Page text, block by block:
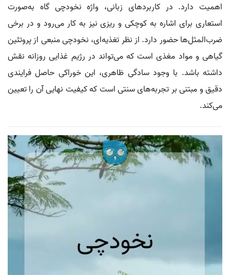
اهمیت دارد. در کاربردهای زبانی، واژه نخودچی گاه به‌صورت
استعاری برای اشاره به کوچکی و ریزی نیز به کار می‌رود و در برخی
ضرب‌المثل‌ها حضور دارد. از نظر تغذیه‌ای، نخودچی منبعی از پروتئین
گیاهی و مواد مغذی است که می‌تواند در رژیم غذایی روزانه نقش
داشته باشد. با وجود سادگی ظاهری، این خوراکی حاصل فرایندی
دقیق و مبتنی بر تجربه‌های سنتی است که کیفیت نهایی آن را تعیین
می‌کند.